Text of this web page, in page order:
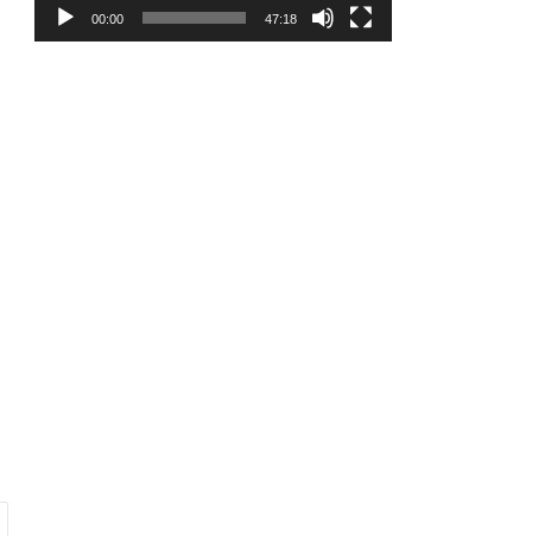
00:00 47:18